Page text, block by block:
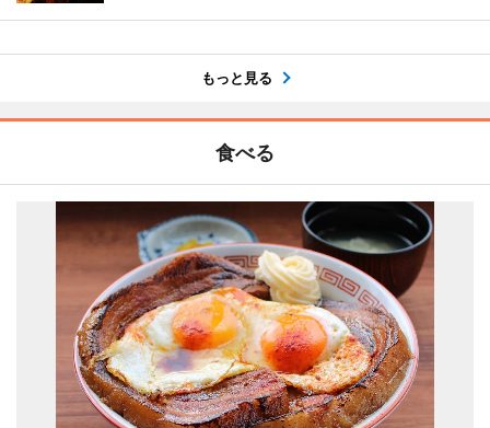
もっと見る
食べる